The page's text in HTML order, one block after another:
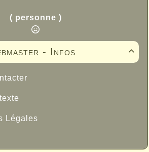
( personne )

- Infos
Légales